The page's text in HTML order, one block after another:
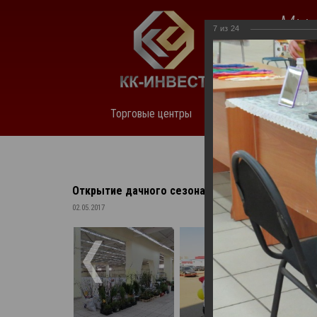
Мы
Торговые центры О компании Аренда
Открытие дачного сезона на "СОТКЕ"
02.05.2017
7 из 24